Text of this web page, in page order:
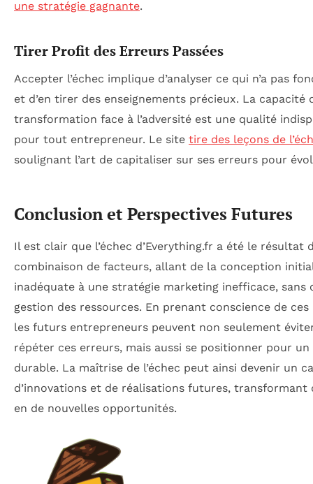
une stratégie gagnante.
Tirer Profit des Erreurs Passées
Accepter l’échec implique d’analyser ce qui n’a pas
et d’en tirer des enseignements précieux. La capacité
transformation face à l’adversité est une qualité
pour tout entrepreneur. Le site tire des leçons de
soulignant l’art de capitaliser sur ses erreurs pour
Conclusion et Perspectives Futures
Il est clair que l’échec d’Everything.fr a été le résultat
combinaison de facteurs, allant de la conception
inadéquate à une stratégie marketing inefficace, sans
gestion des ressources. En prenant conscience de ces
les futurs entrepreneurs peuvent non seulement
répéter ces erreurs, mais aussi se positionner pour un
durable. La maîtrise de l’échec peut ainsi devenir un
d’innovations et de réalisations futures, transformant
en de nouvelles opportunités.